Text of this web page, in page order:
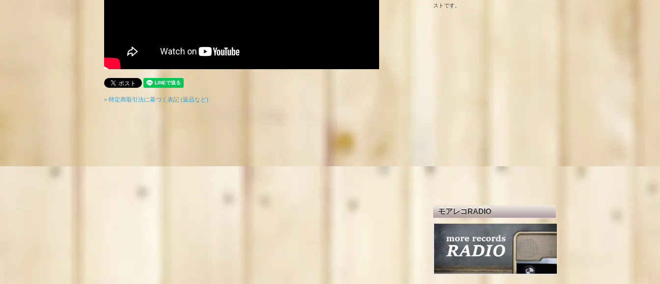
» 特定商取引法に基づく表記 (返品など)
ストです。
モアレコRADIO